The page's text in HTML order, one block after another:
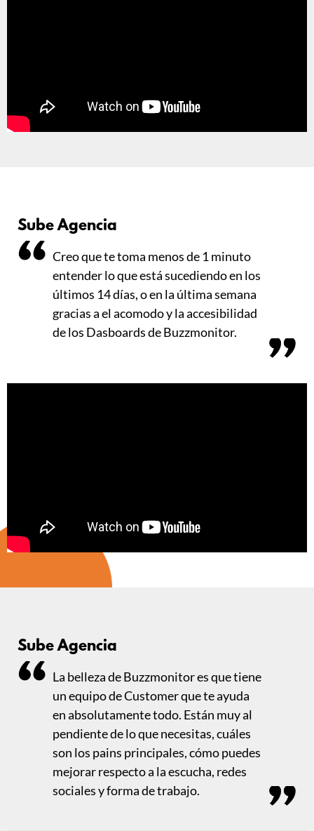
Sube Agencia
Creo que te toma menos de 1 minuto
entender lo que está sucediendo en los
últimos 14 días, o en la última semana
gracias a el acomodo y la accesibilidad
de los Dasboards de Buzzmonitor.
Sube Agencia
La belleza de Buzzmonitor es que tiene
un equipo de Customer que te ayuda
en absolutamente todo. Están muy al
pendiente de lo que necesitas, cuáles
son los pains principales, cómo puedes
mejorar respecto a la escucha, redes
sociales y forma de trabajo.